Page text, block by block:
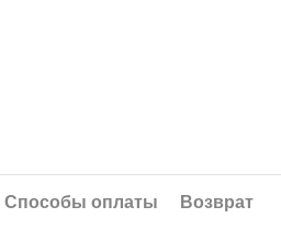
Способы оплаты Возврат